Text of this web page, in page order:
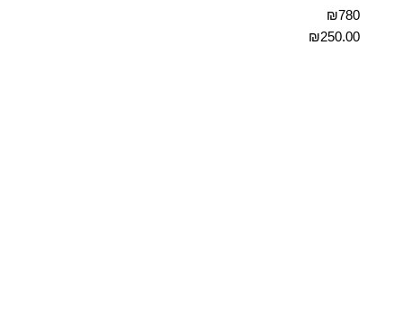
₪780
₪250.00